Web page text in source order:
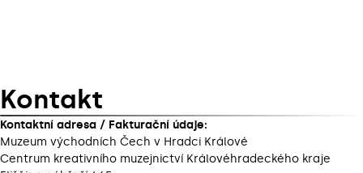
Kontakt
Kontaktní adresa / Fakturační údaje:
Muzeum východních Čech v Hradci Králové
Centrum kreativního muzejnictví Královéhradeckého kraje